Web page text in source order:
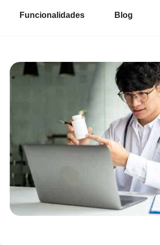
Funcionalidades Blog